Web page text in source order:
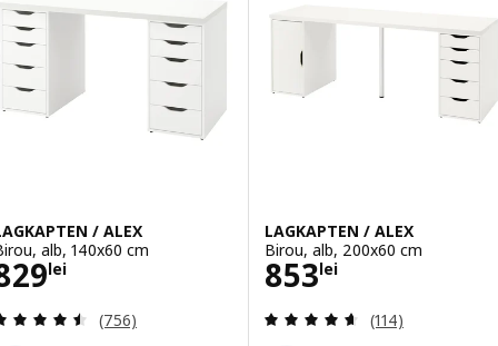
/ ALEX
alb, 140x60 cm
lei
829lei
Evaluare: 4.5 din 5 stele. Total recenzii:
(756)
LAGKAPTEN / ALEX
Birou, alb, 200x60 cm
853lei
Preţ 853lei
Evaluare: 4.6
(114)